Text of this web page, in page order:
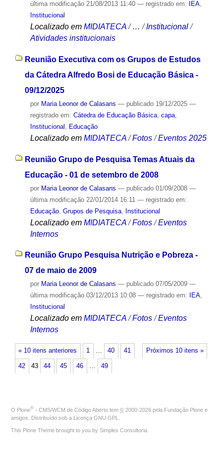
última modificação21/08/2013 11:40 — registrado em: IEA,
Institucional
Localizado em MIDIATECA /…/Institucional /
Atividades institucionais
Reunião Executiva com os Grupos de Estudos
da Cátedra Alfredo Bosi de Educação Básica -
09/12/2025
por Maria Leonor de Calasans — publicado19/12/2025 —
registrado em: Cátedra de Educação Básica, capa,
Institucional
Educação
Localizado em MIDIATECA /Fotos /Eventos 2025
Reunião Grupo de Pesquisa Temas Atuais da
Educação - 01 de setembro de 2008
por Maria Leonor de Calasans — publicado01/09/2008 —
última modificação22/01/2014 16:11 — registrado em:
Educação, Grupos de Pesquisa, Institucional
Localizado em MIDIATECA /Fotos /Eventos
Internos
Reunião Grupo Pesquisa Nutrição e Pobreza -
07 de maio de 2009
por Maria Leonor de Calasans — publicado07/05/2009 —
última modificação03/12/2013 10:08 — registrado em: IEA,
Institucional
Localizado em MIDIATECA /Fotos /Eventos
Internos
« 10 itens anteriores Próximos 10 itens »
1 … 40 41
42 43 44 45 46 … 49
O Plone® - CMS/WCM de Código Aberto tem © 2000-2026 pela Fundação Plone e
amigos. Distribuído sob a Licença GNU GPL
This Plone Theme brought to you by Simples Consultoria